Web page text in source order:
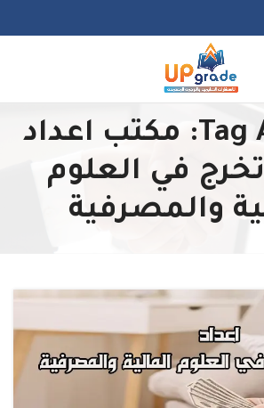
Tag Archives: مكتب اعداد
في العلوم
والمصرفية